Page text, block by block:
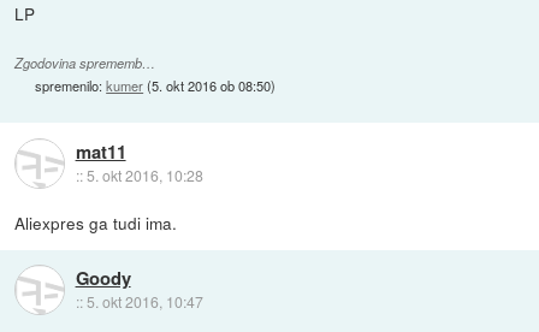
LP
Zgodovina sprememb…
spremenilo:kumer(5. okt 2016 ob 08:50)
mat11
::5. okt 2016, 10:28
Aliexpres ga tudi ima.
Goody
:: 5. okt 2016, 10:47